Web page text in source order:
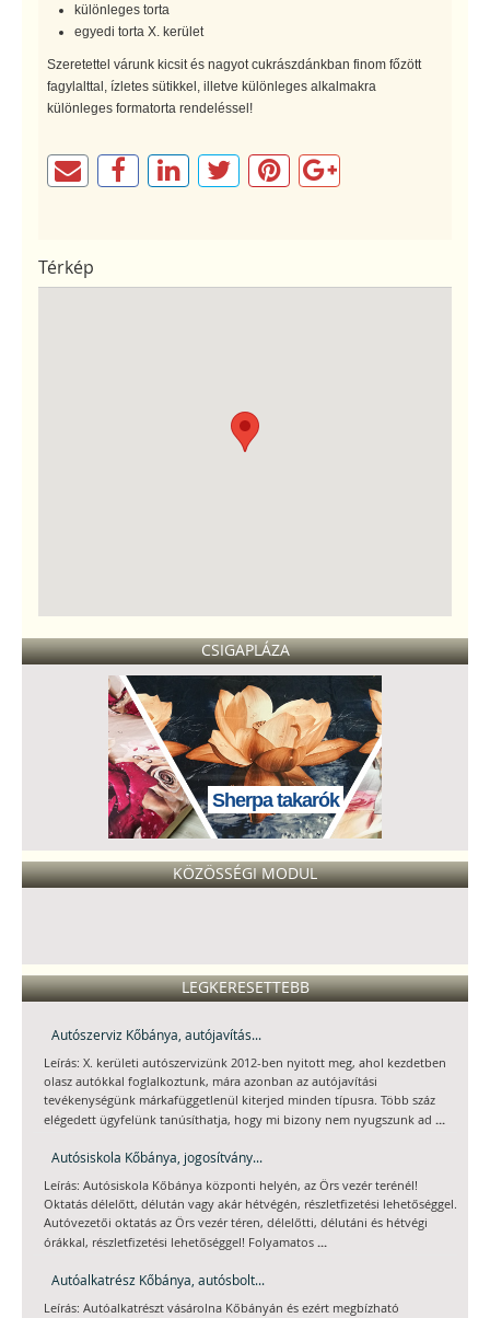
különleges torta
egyedi torta X. kerület
Szeretettel várunk kicsit és nagyot cukrászdánkban finom főzött
fagylalttal, ízletes sütikkel, illetve különleges alkalmakra
különleges formatorta rendeléssel!
Térkép
CSIGAPLÁZA
Sherpa takarók
KÖZÖSSÉGI MODUL
LEGKERESETTEBB
Autószerviz Kőbánya, autójavítás...
Leírás: X. kerületi autószervizünk 2012-ben nyitott meg, ahol kezdetben
olasz autókkal foglalkoztunk, mára azonban az autójavítási
tevékenységünk márkafüggetlenül kiterjed minden típusra. Több száz
elégedett ügyfelünk tanúsíthatja, hogy mi bizony nem nyugszunk ad ...
Autósiskola Kőbánya, jogosítvány...
Leírás: Autósiskola Kőbánya központi helyén, az Örs vezér terénél!
Oktatás délelőtt, délután vagy akár hétvégén, részletfizetési lehetőséggel.
Autóvezetői oktatás az Örs vezér téren, délelőtti, délutáni és hétvégi
órákkal, részletfizetési lehetőséggel! Folyamatos ...
Autóalkatrész Kőbánya, autósbolt...
Leírás: Autóalkatrészt vásárolna Kőbányán és ezért megbízható